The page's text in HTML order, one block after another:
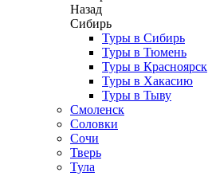
Назад
Сибирь
Туры в Сибирь
Туры в Тюмень
Туры в Красноярск
Туры в Хакасию
Туры в Тыву
Смоленск
Соловки
Сочи
Тверь
Тула